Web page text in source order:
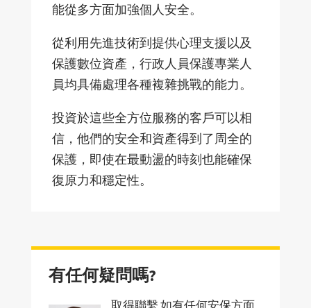
能從多方面加強個人安全。
從利用先進技術到提供心理支援以及
保護數位資產，行政人員保護專業人
員均具備處理各種複雜挑戰的能力。
投資於這些全方位服務的客戶可以相
信，他們的安全和資產得到了周全的
保護，即使在最動盪的時刻也能確保
復原力和穩定性。
有任何疑問嗎?